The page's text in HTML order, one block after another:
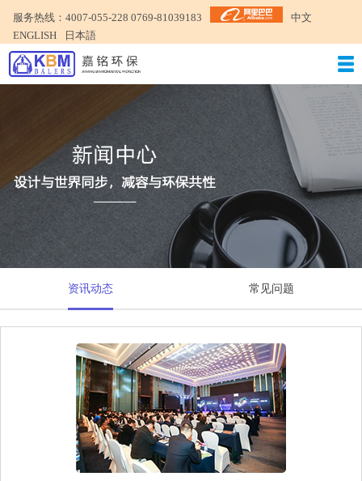
服务热线：4007-055-228 0769-81039183
中文
ENGLISH
日本語
资讯动态 常见问题